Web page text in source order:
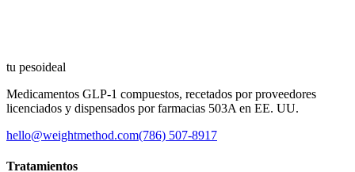
tu pesoideal
Medicamentos GLP-1 compuestos, recetados por proveedores
licenciados y dispensados por farmacias 503A en EE. UU.
hello@weightmethod.com(786) 507-8917
Tratamientos